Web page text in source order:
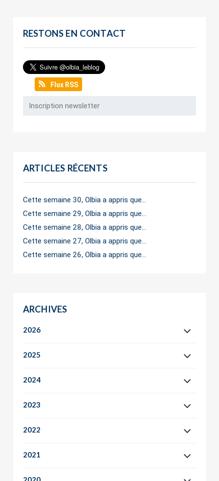
RESTONS EN CONTACT
Flux RSS
ARTICLES RÉCENTS
Cette semaine 30, Olbia a appris que…
Cette semaine 29, Olbia a appris que…
Cette semaine 28, Olbia a appris que…
Cette semaine 27, Olbia a appris que…
Cette semaine 26, Olbia a appris que…
ARCHIVES
2026
2025
2024
2023
2022
2021